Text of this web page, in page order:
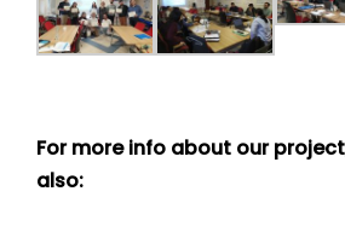
For more info about our
also: